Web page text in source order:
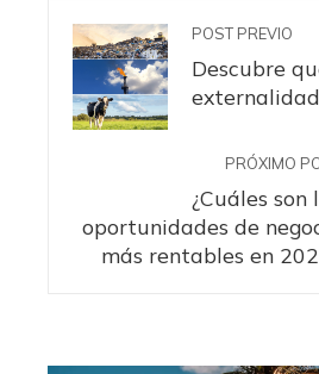
POST PREVIO
Descubre
PRÓXIMO
¿Cuáles son
oportunidades de
más rentables en